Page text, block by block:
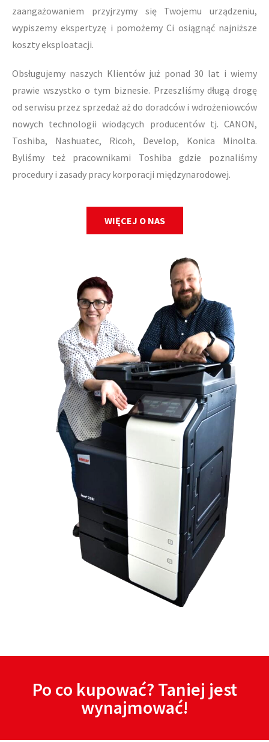
zaangażowaniem przyjrzymy się Twojemu urządzeniu,
wypiszemy ekspertyzę i pomożemy Ci osiągnąć najniższe
koszty eksploatacji.
Obsługujemy naszych Klientów już ponad 30 lat i wiemy
prawie wszystko o tym biznesie. Przeszliśmy długą drogę
od serwisu przez sprzedaż aż do doradców i wdrożeniowców
nowych technologii wiodących producentów tj. CANON,
Toshiba, Nashuatec, Ricoh, Develop, Konica Minolta.
Byliśmy też pracownikami Toshiba gdzie poznaliśmy
procedury i zasady pracy korporacji międzynarodowej.
WIĘCEJ O NAS
Po co kupować? Taniej jest
wynajmować!